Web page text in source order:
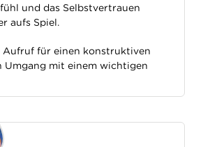
und das Selbstvertrauen
aufs Spiel.
Aufruf für einen konstruktiven
Umgang mit einem wichtigen